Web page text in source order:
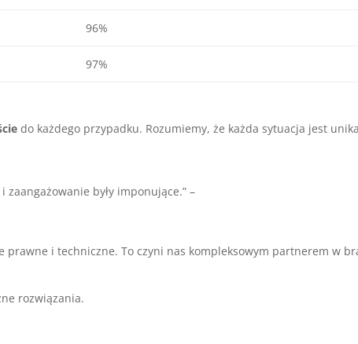
96%
97%
do każdego przypadku. Rozumiemy, że każda sytuacja jest
były imponujące.” –
i techniczne. To czyni nas kompleksowym partnerem w
rozwiązania.